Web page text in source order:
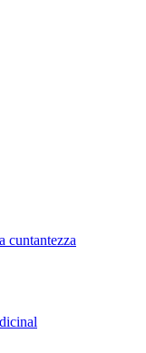
cuntantezza